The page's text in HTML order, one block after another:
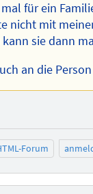
mal für ein
nicht mit
sie dann
an die
Forum